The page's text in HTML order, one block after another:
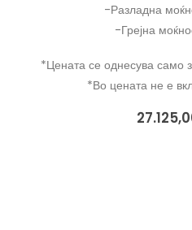
-Разладна
-Грејна
*Цената се однесува само
*Во цената не е